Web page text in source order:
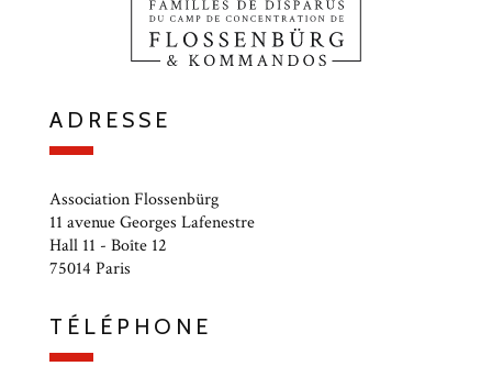
ADRESSE
Association Flossenbürg
11 avenue Georges Lafenestre
Hall 11 - Boîte 12
75014 Paris
TÉLÉPHONE